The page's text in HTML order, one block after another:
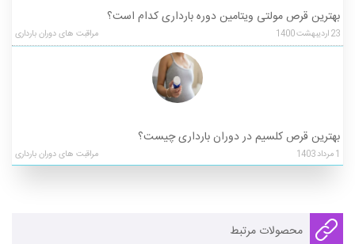
بهترین قرص مولتی ویتامین دوره بارداری کدام است؟
23اردیبهشت1400 مراقبت های دوران بارداری
بهترین قرص کلسیم در دوران بارداری چیست؟
1مرداد1403 مراقبت های دوران بارداری
محصولات مرتبط